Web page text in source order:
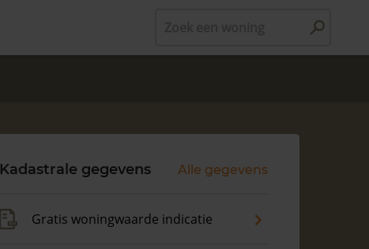
Kadastrale gegevens Alle gegevens
Gratis woningwaarde indicatie